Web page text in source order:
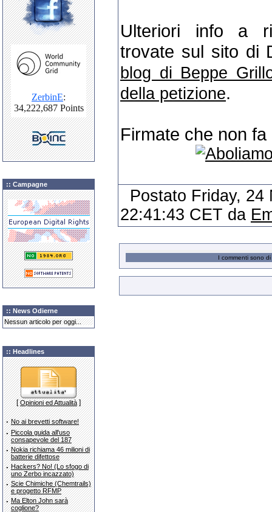
:: Campagne
:: News Odierne
Nessun articolo per oggi...
:: Headlines
[Opinioni ed Attualità]
· No ai brevetti software!
· Piccola guida all'uso
consapevole del 187
· Nokia richiama 46 milioni di
batterie difettose
· Hackers? No! (Lo sfogo di
uno Zerbo incazzato)
· Scie Chimiche (Chemtrails)
e progetto RFMP
· Ma Elton John sarà
coglione?
Ulteriori info a
trovate sul sito di
blog di Beppe
della petizione.
Firmate che non fa
Postato Friday, 24
22:41:43 CET da
I commenti sono